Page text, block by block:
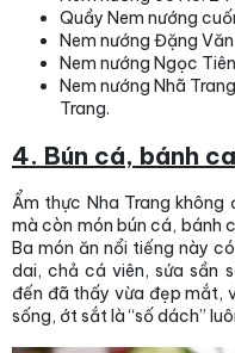
Quầy Nem nướng
Nem nướng Đặng Văn
Nem nướng Ngọc
Nem nướng Nhã
Trang.
4. Bún cá, bánh
Ẩm thực Nha Trang không
mà còn món bún cá, bánh
Ba món ăn nổi tiếng này
dai, chả cá viên, sứa sần
đến đã thấy vừa đẹp mắt,
sống, ớt sắt là “số dách”